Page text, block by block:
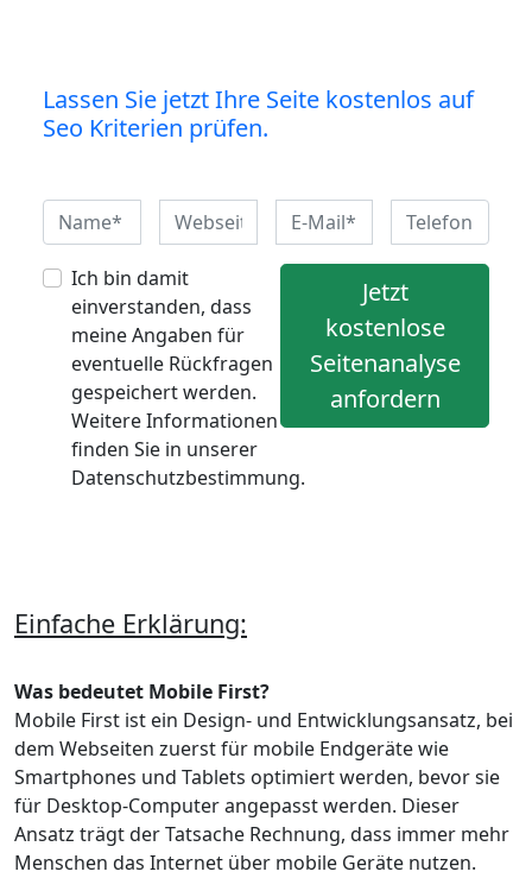
Lassen Sie jetzt Ihre Seite kostenlos auf
Seo Kriterien prüfen.
Ich bin damit
einverstanden, dass
meine Angaben für
eventuelle Rückfragen
gespeichert werden.
Weitere Informationen
finden Sie in unserer
Datenschutzbestimmung.
Jetzt
kostenlose
Seitenanalyse
anfordern
Einfache Erklärung:
Was bedeutet Mobile First?
Mobile First ist ein Design- und Entwicklungsansatz, bei
dem Webseiten zuerst für mobile Endgeräte wie
Smartphones und Tablets optimiert werden, bevor sie
für Desktop-Computer angepasst werden. Dieser
Ansatz trägt der Tatsache Rechnung, dass immer mehr
Menschen das Internet über mobile Geräte nutzen.